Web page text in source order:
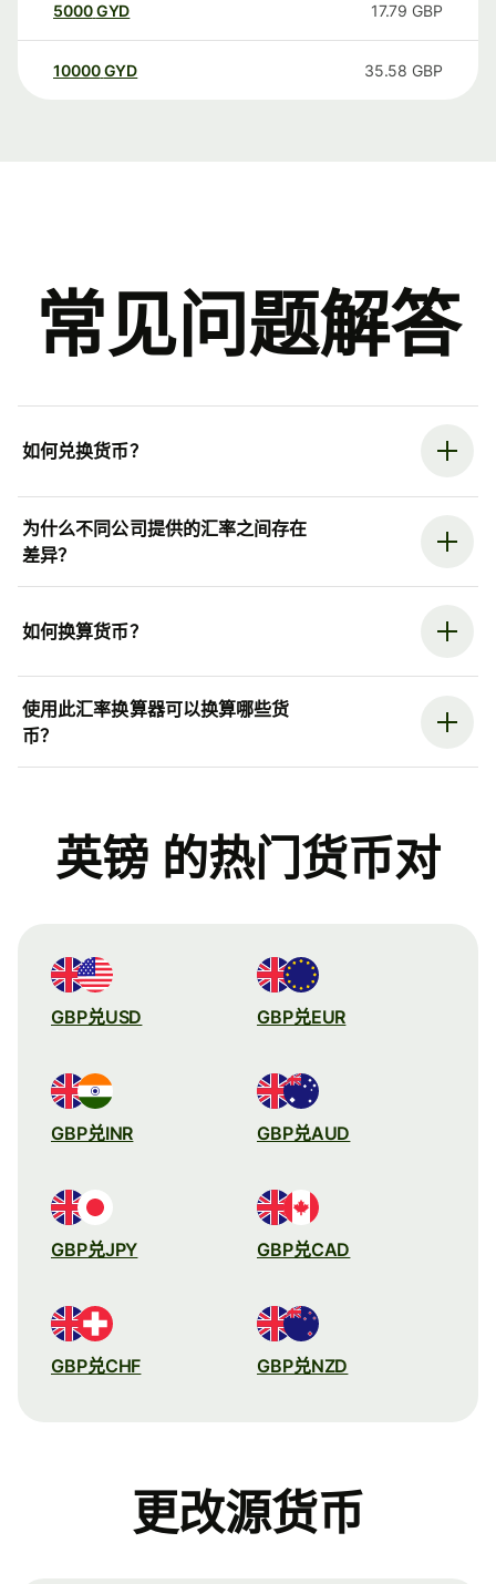
5000GYD 17.79 GBP
10000 GYD 35.58 GBP
常见问题解答
如何兑换货币？
为什么不同公司提供的汇率之间存在
差异？
如何换算货币？
使用此汇率换算器可以换算哪些货
币？
英镑 的热门货币对
GBP兑USD GBP兑EUR
GBP兑INR GBP兑AUD
GBP兑JPY GBP兑CAD
GBP兑CHF GBP兑NZD
更改源货币